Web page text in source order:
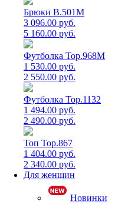
Брюки B.501M
3 096.00 руб.
5 160.00 руб.
Футболка Top.968M
1 530.00 руб.
2 550.00 руб.
Футболка Top.1132
1 494.00 руб.
2 490.00 руб.
Топ Top.867
1 404.00 руб.
2 340.00 руб.
Для женщин
Новинки